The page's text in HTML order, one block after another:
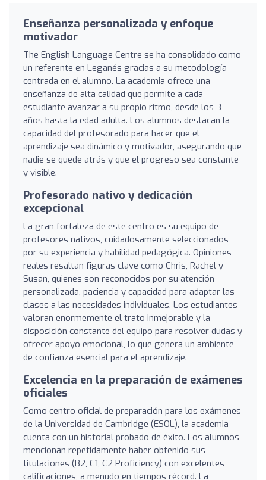
Enseñanza personalizada y enfoque
motivador
The English Language Centre se ha consolidado como
un referente en Leganés gracias a su metodología
centrada en el alumno. La academia ofrece una
enseñanza de alta calidad que permite a cada
estudiante avanzar a su propio ritmo, desde los 3
años hasta la edad adulta. Los alumnos destacan la
capacidad del profesorado para hacer que el
aprendizaje sea dinámico y motivador, asegurando que
nadie se quede atrás y que el progreso sea constante
y visible.
Profesorado nativo y dedicación
excepcional
La gran fortaleza de este centro es su equipo de
profesores nativos, cuidadosamente seleccionados
por su experiencia y habilidad pedagógica. Opiniones
reales resaltan figuras clave como Chris, Rachel y
Susan, quienes son reconocidos por su atención
personalizada, paciencia y capacidad para adaptar las
clases a las necesidades individuales. Los estudiantes
valoran enormemente el trato inmejorable y la
disposición constante del equipo para resolver dudas y
ofrecer apoyo emocional, lo que genera un ambiente
de confianza esencial para el aprendizaje.
Excelencia en la preparación de exámenes
oficiales
Como centro oficial de preparación para los exámenes
de la Universidad de Cambridge (ESOL), la academia
cuenta con un historial probado de éxito. Los alumnos
mencionan repetidamente haber obtenido sus
titulaciones (B2, C1, C2 Proficiency) con excelentes
calificaciones, a menudo en tiempos récord. La